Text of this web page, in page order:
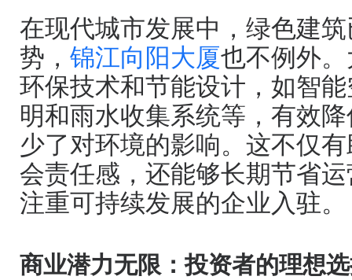
在现代城市发展中，绿色建
势， 锦江向阳大厦也不例外
环保技术和节能设计，如智
明和雨水收集系统等，有效
少了对环境的影响。这不仅
会责任感，还能够长期节省
注重可持续发展的企业入驻。
商业潜力无限：投资者的理想